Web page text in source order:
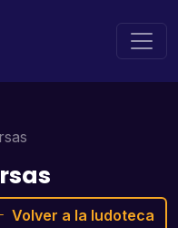
Volver a la ludoteca